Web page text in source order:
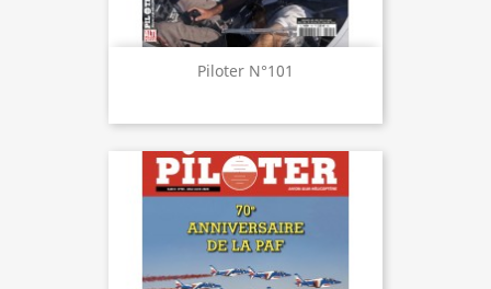
Piloter N°101